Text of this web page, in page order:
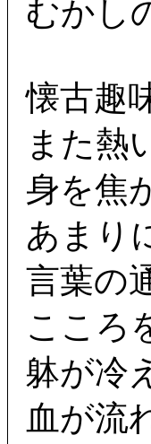
むかし
懐古趣
また熱
身を焦
あまり
言葉の
こころ
躰が冷
血が流